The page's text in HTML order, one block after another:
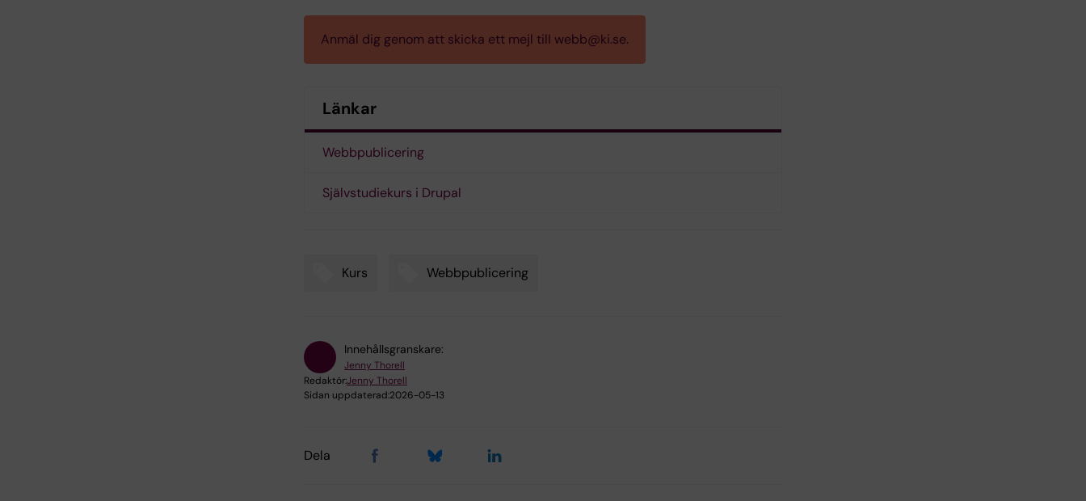
Anmäl dig genom att skicka ett mejl till webb@ki.se.
Länkar
Webbpublicering
Självstudiekurs i Drupal
Kurs Webbpublicering
Innehållsgranskare:
Jenny Thorell
Redaktör:Jenny Thorell
Sidan uppdaterad:2026-05-13
Dela